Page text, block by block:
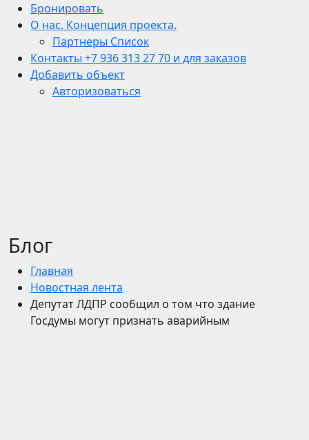
Бронировать
О нас. Концепция проекта.
Партнеры Список
Контакты +7 936 313 27 70 и для заказов
Добавить объект
Авторизоваться
Блог
Главная
Новостная лента
Депутат ЛДПР сообщил о том что здание
Госдумы могут признать аварийным